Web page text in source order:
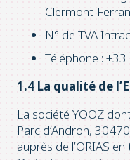
Clermont-
N° de TVA
Téléphone :
1.4 La qualité de
La société YOOZ
Parc d’Andron,
auprès de l’ORIAS